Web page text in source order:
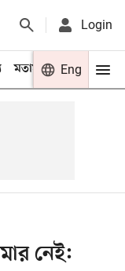
Login
মতামত খেলা
Eng
নেই: